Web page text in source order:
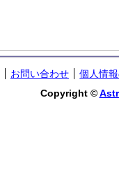
お問い合わせ
個人情
Copyright ©